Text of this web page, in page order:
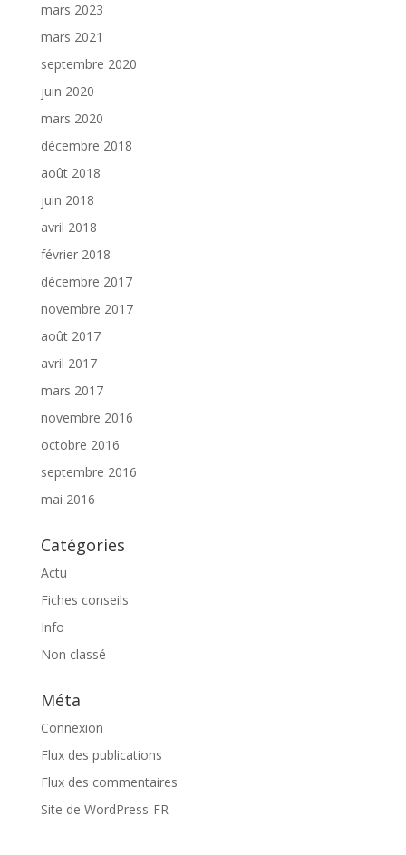
mars 2023
mars 2021
septembre 2020
juin 2020
mars 2020
décembre 2018
août 2018
juin 2018
avril 2018
février 2018
décembre 2017
novembre 2017
août 2017
avril 2017
mars 2017
novembre 2016
octobre 2016
septembre 2016
mai 2016
Catégories
Actu
Fiches conseils
Info
Non classé
Méta
Connexion
Flux des publications
Flux des commentaires
Site de WordPress-FR